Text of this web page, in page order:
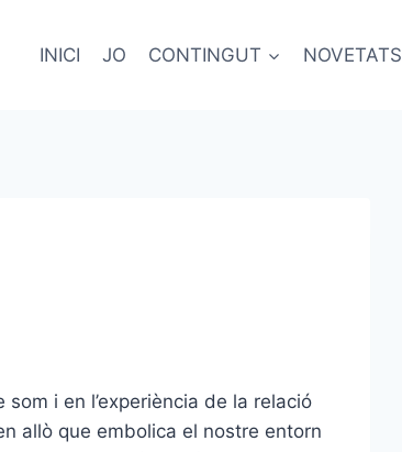
INICI JO CONTINGUT NOVETATS
i en l’experiència de la relació
allò que embolica el nostre entorn